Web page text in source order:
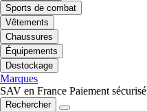
Sports de combat
Vêtements
Chaussures
Équipements
Destockage
Marques
SAV en France Paiement sécurisé
Rechercher